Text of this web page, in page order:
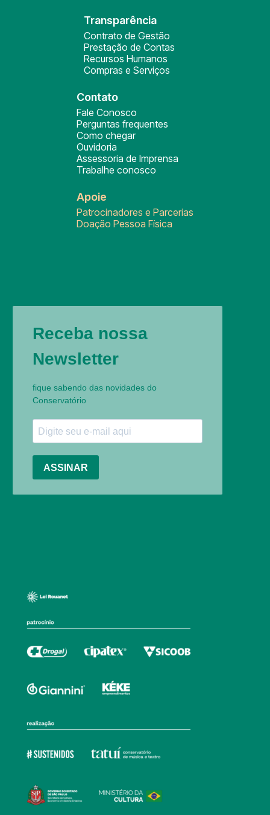
Transparência
Contrato de Gestão
Prestação de Contas
Recursos Humanos
Compras e Serviços
Contato
Fale Conosco
Perguntas frequentes
Como chegar
Ouvidoria
Assessoria de Imprensa
Trabalhe conosco
Apoie
Patrocinadores e Parcerias
Doação Pessoa Física